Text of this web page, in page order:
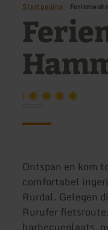
Startpagina
F
Ontspan en kom
comfortabel
Rurdal. Gelegen
Rurufer